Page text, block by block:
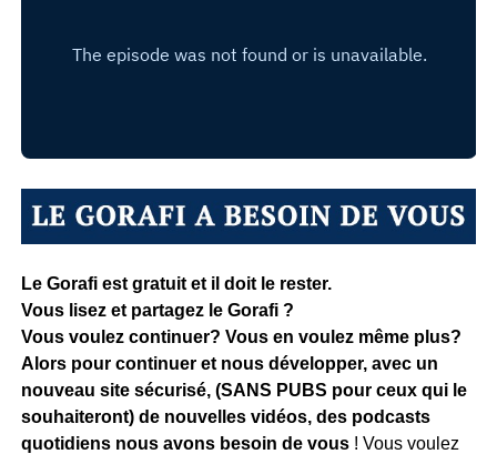
Le Gorafi est gratuit et il doit le rester.
Vous lisez et partagez le Gorafi ?
Vous voulez continuer? Vous en voulez même plus?
Alors pour continuer et nous développer, avec un
nouveau site sécurisé, (SANS PUBS pour ceux qui le
souhaiteront) de nouvelles vidéos, des podcasts
quotidiens nous avons besoin de vous ! Vous voulez